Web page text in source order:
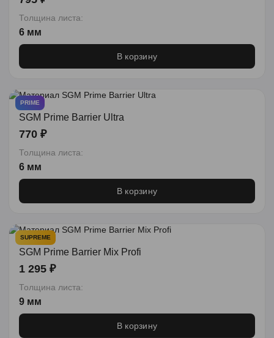
Толщина листа:
6 мм
В корзину
PRIME
SGM Prime Barrier Ultra
770 ₽
Толщина листа:
6 мм
В корзину
SUPREME
SGM Prime Barrier Mix Profi
1 295 ₽
Толщина листа:
9 мм
В корзину